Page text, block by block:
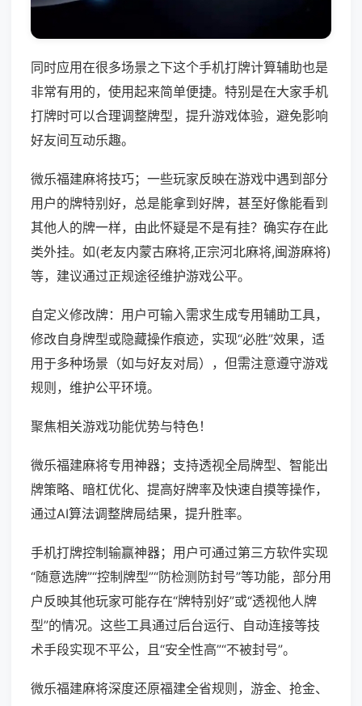
同时应用在很多场景之下这个手机打牌计算辅助也是
非常有用的，使用起来简单便捷。特别是在大家手机
打牌时可以合理调整牌型，提升游戏体验，避免影响
好友间互动乐趣。
微乐福建麻将技巧；一些玩家反映在游戏中遇到部分
用户的牌特别好，总是能拿到好牌，甚至好像能看到
其他人的牌一样，由此怀疑是不是有挂？确实存在此
类外挂。如(老友内蒙古麻将,正宗河北麻将,闽游麻将)
等，建议通过正规途径维护游戏公平。
自定义修改牌：用户可输入需求生成专用辅助工具，
修改自身牌型或隐藏操作痕迹，实现“必胜”效果，适
用于多种场景（如与好友对局），但需注意遵守游戏
规则，维护公平环境。
聚焦相关游戏功能优势与特色！
微乐福建麻将专用神器；支持透视全局牌型、智能出
牌策略、暗杠优化、提高好牌率及快速自摸等操作，
通过AI算法调整牌局结果，提升胜率。
手机打牌控制输赢神器；用户可通过第三方软件实现
“随意选牌”“控制牌型”“防检测防封号”等功能，部分用
户反映其他玩家可能存在“牌特别好”或“透视他人牌
型”的情况。这些工具通过后台运行、自动连接等技
术手段实现不平公，且“安全性高”“不被封号”。
微乐福建麻将深度还原福建全省规则，游金、抢金、